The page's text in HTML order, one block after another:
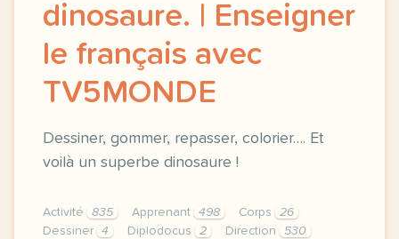
dinosaure. | Enseigner
le français avec
TV5MONDE
Dessiner, gommer, repasser, colorier…. Et
voilà un superbe dinosaure !
Activité 835 Apprenant 498 Corps
26
Dessiner
4 Diplodocus 2 Direction
530